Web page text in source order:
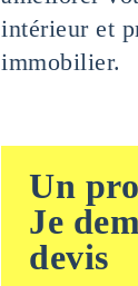
intérieur et
immobilier.
Un
Je
devis